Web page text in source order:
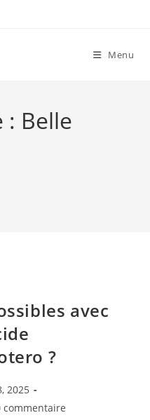
Menu
: Belle
avec
?
2025
commentaire